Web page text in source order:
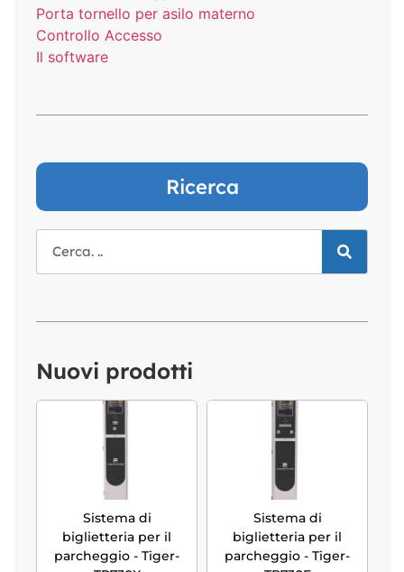
Porta tornello per asilo materno
Controllo Accesso
Il software
Ricerca
Nuovi prodotti
Sistema di
biglietteria per il
parcheggio - Tiger-
Sistema di
biglietteria per il
parcheggio - Tiger-